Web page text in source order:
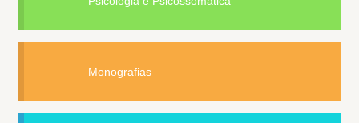
Monografias